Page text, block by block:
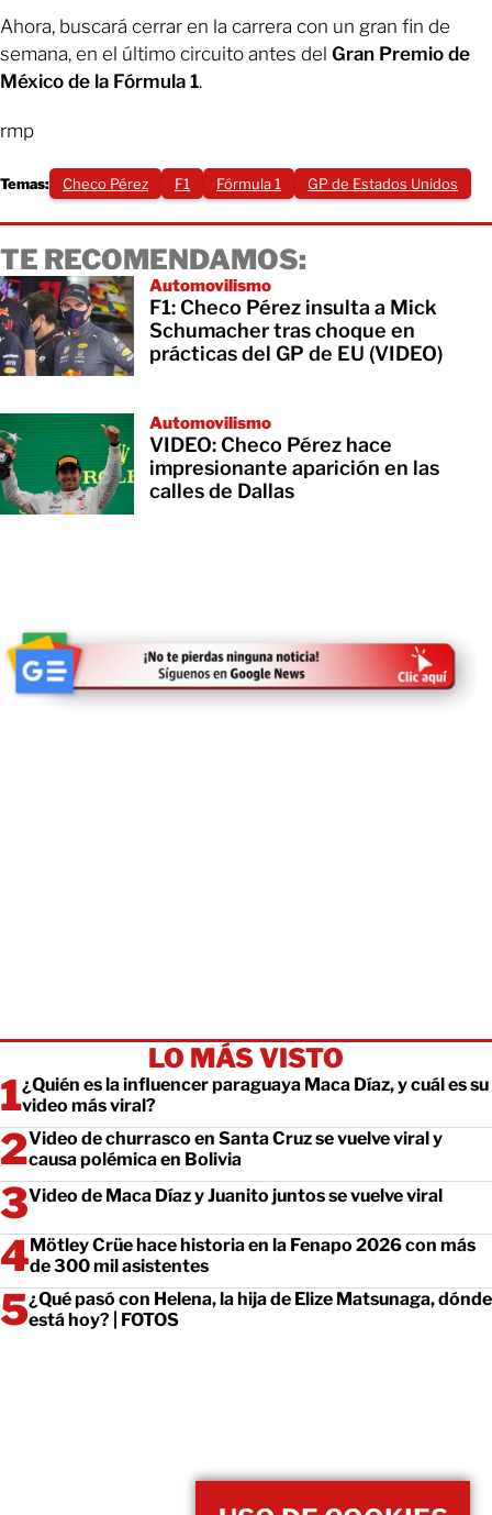
Ahora, buscará cerrar en la carrera con un gran fin de
semana, en el último circuito antes del Gran Premio de
México de la Fórmula 1.
rmp
Temas: Checo Pérez F1 Fórmula 1 GP de Estados Unidos
TE RECOMENDAMOS:
Automovilismo
F1: Checo Pérez insulta a Mick
Schumacher tras choque en
prácticas del GP de EU (VIDEO)
Automovilismo
VIDEO: Checo Pérez hace
impresionante aparición en las
calles de Dallas
LO MÁS VISTO
¿Quién es la influencer paraguaya Maca Díaz, y cuál es su
video más viral?
Video de churrasco en Santa Cruz se vuelve viral y
causa polémica en Bolivia
Video de Maca Díaz y Juanito juntos se vuelve viral
Mötley Crüe hace historia en la Fenapo 2026 con más
de 300 mil asistentes
¿Qué pasó con Helena, la hija de Elize Matsunaga, dónde
está hoy? | FOTOS